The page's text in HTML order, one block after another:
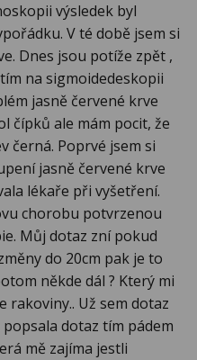
výsledek byl
V té době jsem si
Dnes jsou potíže zpět ,
na sigmoidedeskopii
jasně červené krve
čípků ale mám pocit, že
černá. Poprvé jsem si
jasně červené krve
lékaře při vyšetření.
chorobu potvrzenou
Můj dotaz zní pokud
do 20cm pak je to
někde dál ? Který mi
rakoviny.. Už sem dotaz
dotaz tím pádem
mě zajíma jestli